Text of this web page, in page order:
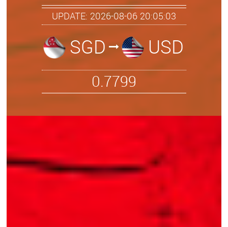
UPDATE: 2026-08-06 20:05:03
SGD USD
0.7799